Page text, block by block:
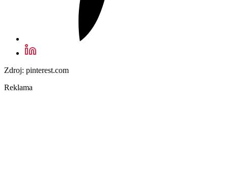
Zdroj: pinterest.com
Reklama